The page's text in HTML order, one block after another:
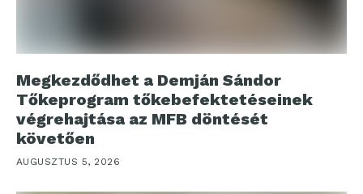
Megkezdődhet a Demján Sándor
Tőkeprogram tőkebefektetéseinek
végrehajtása az MFB döntését
követően
AUGUSZTUS 5, 2026